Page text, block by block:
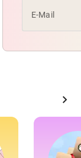
E-Mail
chevron_right